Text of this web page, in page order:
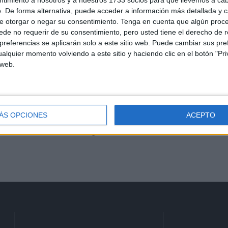
De forma alternativa, puede acceder a información más detallada y
otorgar o negar su consentimiento. Tenga en cuenta que algún
no requerir de su consentimiento, pero usted tiene el derecho de
se aplicarán solo a este sitio web. Puede cambiar sus
momento volviendo a este sitio y haciendo clic en el botón
OPCIONES ACEPTO
Condenado tras entrar en
una casa: se llegó a meter en
la cama de su dueña
HACE 2 HORAS
asistencias y refuerza los
dispositivos 'extra' con más
HACE 3 HORAS